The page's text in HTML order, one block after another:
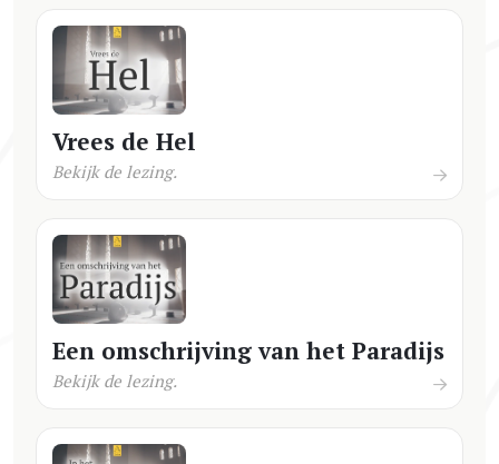
Vrees de Hel
Bekijk de lezing.
Een omschrijving van het Paradijs
Bekijk de lezing.